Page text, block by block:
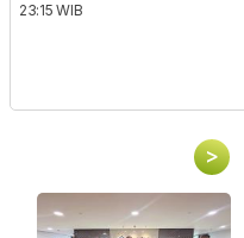
23:15 WIB
>